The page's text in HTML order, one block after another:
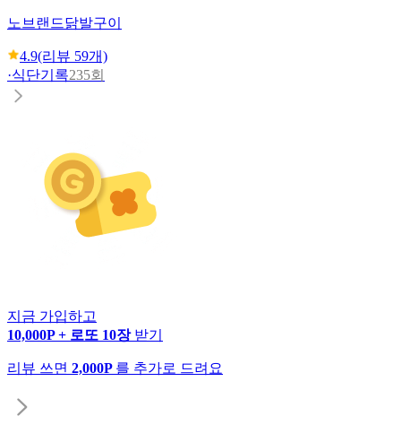
노브랜드닭발구이
4.9(리뷰 59개)
·식단기록235회
지금 가입하고
10,000P + 로또 10장 받기
리뷰 쓰면 2,000P 를 추가로 드려요